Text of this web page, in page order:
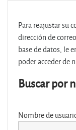
Para reajustar su
dirección de
base de datos, le
poder acceder de
Buscar por
Nombre de